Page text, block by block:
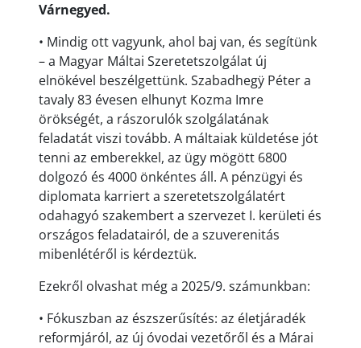
Várnegyed.
• Mindig ott vagyunk, ahol baj van, és segítünk
– a Magyar Máltai Szeretetszolgálat új
elnökével beszélgettünk. Szabadhegÿ Péter a
tavaly 83 évesen elhunyt Kozma Imre
örökségét, a rászorulók szolgálatának
feladatát viszi tovább. A máltaiak küldetése jót
tenni az emberekkel, az ügy mögött 6800
dolgozó és 4000 önkéntes áll. A pénzügyi és
diplomata karriert a szeretetszolgálatért
odahagyó szakembert a szervezet I. kerületi és
országos feladatairól, de a szuverenitás
mibenlétéről is kérdeztük.
Ezekről olvashat még a 2025/9. számunkban:
• Fókuszban az észszerűsítés: az életjáradék
reformjáról, az új óvodai vezetőről és a Márai